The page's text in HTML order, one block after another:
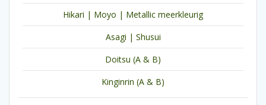
Hikari | Moyo | Metallic meerkleurig
Asagi | Shusui
Doitsu (A & B)
Kinginrin (A & B)